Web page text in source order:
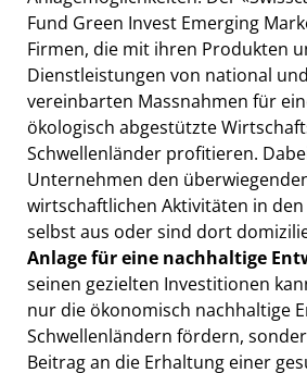
Fund Green Invest Emerging
Firmen, die mit ihren Produkten
Dienstleistungen von national
vereinbarten Massnahmen für
ökologisch abgestützte
Schwellenländer profitieren.
Unternehmen den
wirtschaftlichen Aktivitäten in
selbst aus oder sind dort
Anlage für eine nachhaltige
seinen gezielten Investitionen
nur die ökonomisch nachhaltige
Schwellenländern fördern,
Beitrag an die Erhaltung einer